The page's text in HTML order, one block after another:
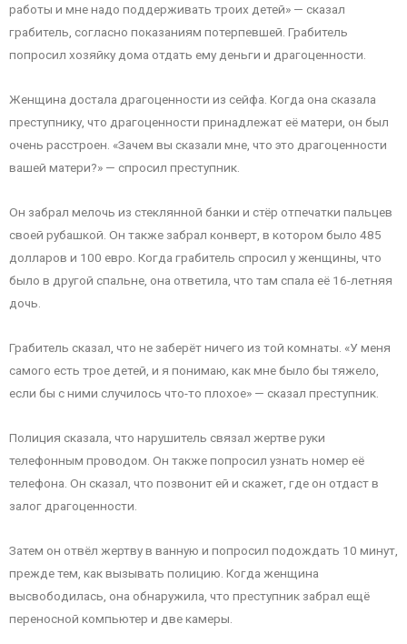
работы и мне надо поддерживать троих детей» — сказал
грабитель, согласно показаниям потерпевшей. Грабитель
попросил хозяйку дома отдать ему деньги и драгоценности.
Женщина достала драгоценности из сейфа. Когда она сказала
преступнику, что драгоценности принадлежат её матери, он был
очень расстроен. «Зачем вы сказали мне, что это драгоценности
вашей матери?» — спросил преступник.
Он забрал мелочь из стеклянной банки и стёр отпечатки пальцев
своей рубашкой. Он также забрал конверт, в котором было 485
долларов и 100 евро. Когда грабитель спросил у женщины, что
было в другой спальне, она ответила, что там спала её 16-летняя
дочь.
Грабитель сказал, что не заберёт ничего из той комнаты. «У меня
самого есть трое детей, и я понимаю, как мне было бы тяжело,
если бы с ними случилось что-то плохое» — сказал преступник.
Полиция сказала, что нарушитель связал жертве руки
телефонным проводом. Он также попросил узнать номер её
телефона. Он сказал, что позвонит ей и скажет, где он отдаст в
залог драгоценности.
Затем он отвёл жертву в ванную и попросил подождать 10 минут,
прежде тем, как вызывать полицию. Когда женщина
высвободилась, она обнаружила, что преступник забрал ещё
переносной компьютер и две камеры.